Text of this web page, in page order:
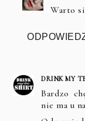
Warto
DRINK MY
Bardzo
nie ma u